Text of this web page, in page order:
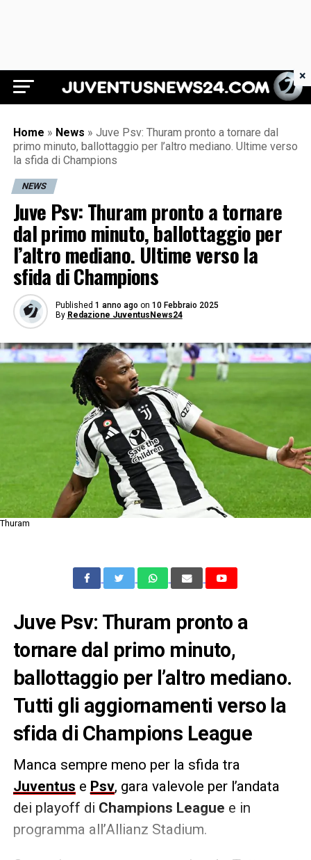
Juventus News 24
Home » News » Juve Psv: Thuram pronto a tornare dal
primo minuto, ballottaggio per l’altro mediano. Ultime verso
la sfida di Champions
NEWS
Juve Psv: Thuram pronto a tornare
dal primo minuto, ballottaggio per
l’altro mediano. Ultime verso la
sfida di Champions
Published 1 anno ago on 10 Febbraio 2025
By Redazione JuventusNews24
Thuram
Juve Psv: Thuram pronto a
tornare dal primo minuto,
ballottaggio per l’altro mediano.
Tutti gli aggiornamenti verso la
sfida di Champions League
Manca sempre meno per la sfida tra
Juventus e Psv, gara valevole per l’andata
dei playoff di Champions League e in
programma all’Allianz Stadium.
×